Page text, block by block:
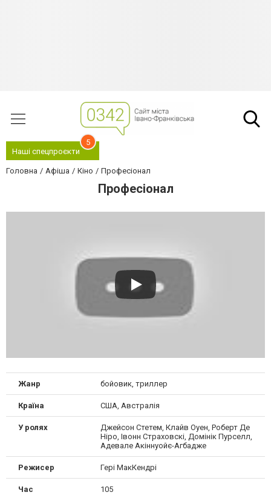
Наші спецпроєкти
5
Головна Афіша Кіно Професіонал
Професіонал
Жанр бойовик, триллер
Країна США, Австралія
У ролях
Джейсон Стетем, Клайв Оуен, Роберт Де
Ніро, Івонн Страховскі, Домінік Пурселл,
Адевале Акіннуойє-Агбадже
Режисер Гері МакКендрі
Час 105